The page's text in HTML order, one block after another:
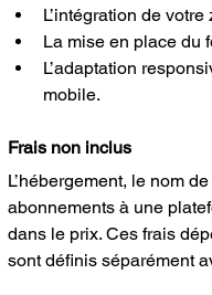
L’intégration de
La mise en place du
L’adaptation
mobile.
Frais non inclus
L’hébergement, le nom
abonnements à une
dans le prix. Ces frais
sont définis séparément